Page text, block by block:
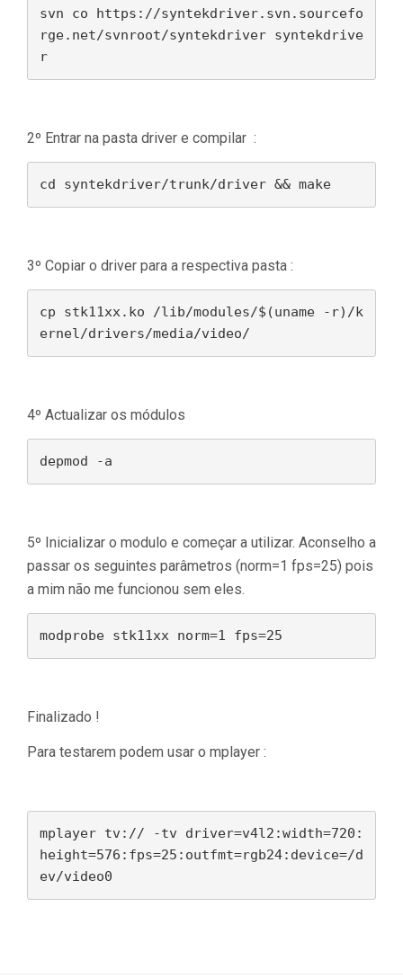
svn co https://syntekdriver.svn.sourcefo
rge.net/svnroot/syntekdriver syntekdrive
r
2º Entrar na pasta driver e compilar :
cd syntekdriver/trunk/driver && make
3º Copiar o driver para a respectiva pasta :
cp stk11xx.ko /lib/modules/$(uname -r)/k
ernel/drivers/media/video/
4º Actualizar os módulos
depmod -a
5º Inicializar o modulo e começar a utilizar. Aconselho a
passar os seguintes parâmetros (norm=1 fps=25) pois
a mim não me funcionou sem eles.
modprobe stk11xx norm=1 fps=25
Finalizado !
Para testarem podem usar o mplayer :
mplayer tv:// -tv driver=v4l2:width=720:
height=576:fps=25:outfmt=rgb24:device=/d
ev/video0